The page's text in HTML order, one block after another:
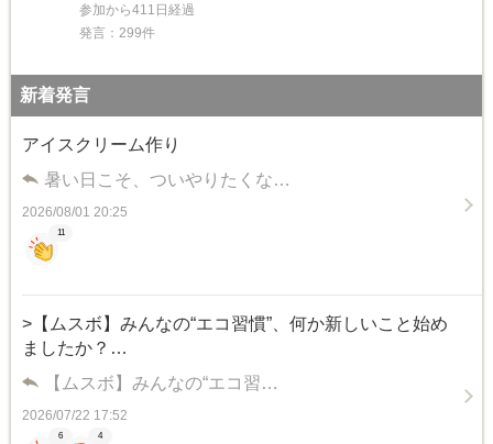
参加から411日経過
発言：299件
新着発言
アイスクリーム作り
暑い日こそ、ついやりたくな…
2026/08/01 20:25
11
>【ムスボ】みんなの“エコ習慣”、何か新しいこと始め
ましたか？…
【ムスボ】みんなの“エコ習…
2026/07/22 17:52
6 4